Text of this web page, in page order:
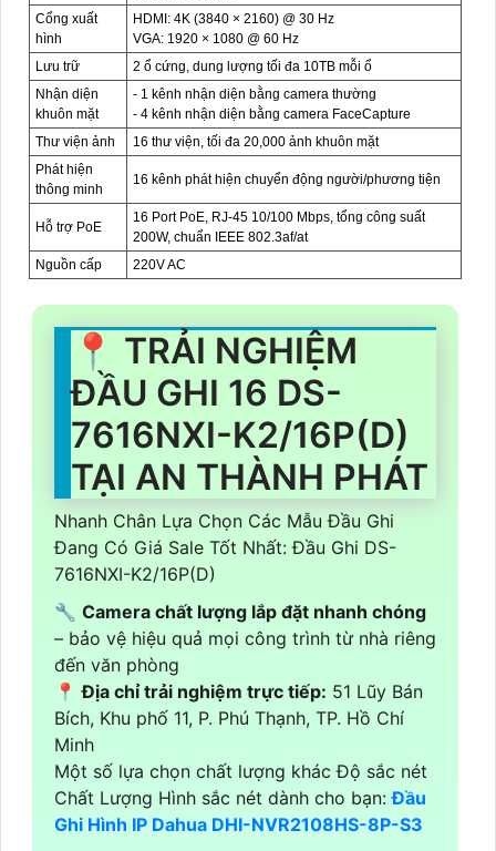
Cổng xuất
hình
HDMI: 4K (3840 × 2160) @ 30 Hz
VGA: 1920 × 1080 @ 60 Hz
Lưu trữ
2 ổ cứng, dung lượng tối đa 10TB mỗi ổ
Nhận diện
khuôn mặt
- 1 kênh nhận diện bằng camera thường
- 4 kênh nhận diện bằng camera FaceCapture
Thư viện ảnh
16 thư viện, tối đa 20,000 ảnh khuôn mặt
Phát hiện
thông minh
16 kênh phát hiện chuyển động người/phương tiện
Hỗ trợ PoE
16 Port PoE, RJ-45 10/100 Mbps, tổng công suất
200W, chuẩn IEEE 802.3af/at
Nguồn cấp
220V AC
📍 TRẢI NGHIỆM
ĐẦU GHI 16 DS-
7616NXI-K2/16P(D)
TẠI AN THÀNH PHÁT
Nhanh Chân Lựa Chọn Các Mẫu Đầu Ghi
Đang Có Giá Sale Tốt Nhất: Đầu Ghi DS-
7616NXI-K2/16P(D)
🔧 Camera chất lượng lắp đặt nhanh chóng
– bảo vệ hiệu quả mọi công trình từ nhà riêng
đến văn phòng
📍Địa chỉ trải nghiệm trực tiếp: 51 Lũy Bán
Bích, Khu phố 11, P. Phú Thạnh, TP. Hồ Chí
Minh
Một số lựa chọn chất lượng khác Độ sắc nét
Chất Lượng Hình sắc nét dành cho bạn:Đầu
Ghi Hình IP Dahua DHI-NVR2108HS-8P-S3